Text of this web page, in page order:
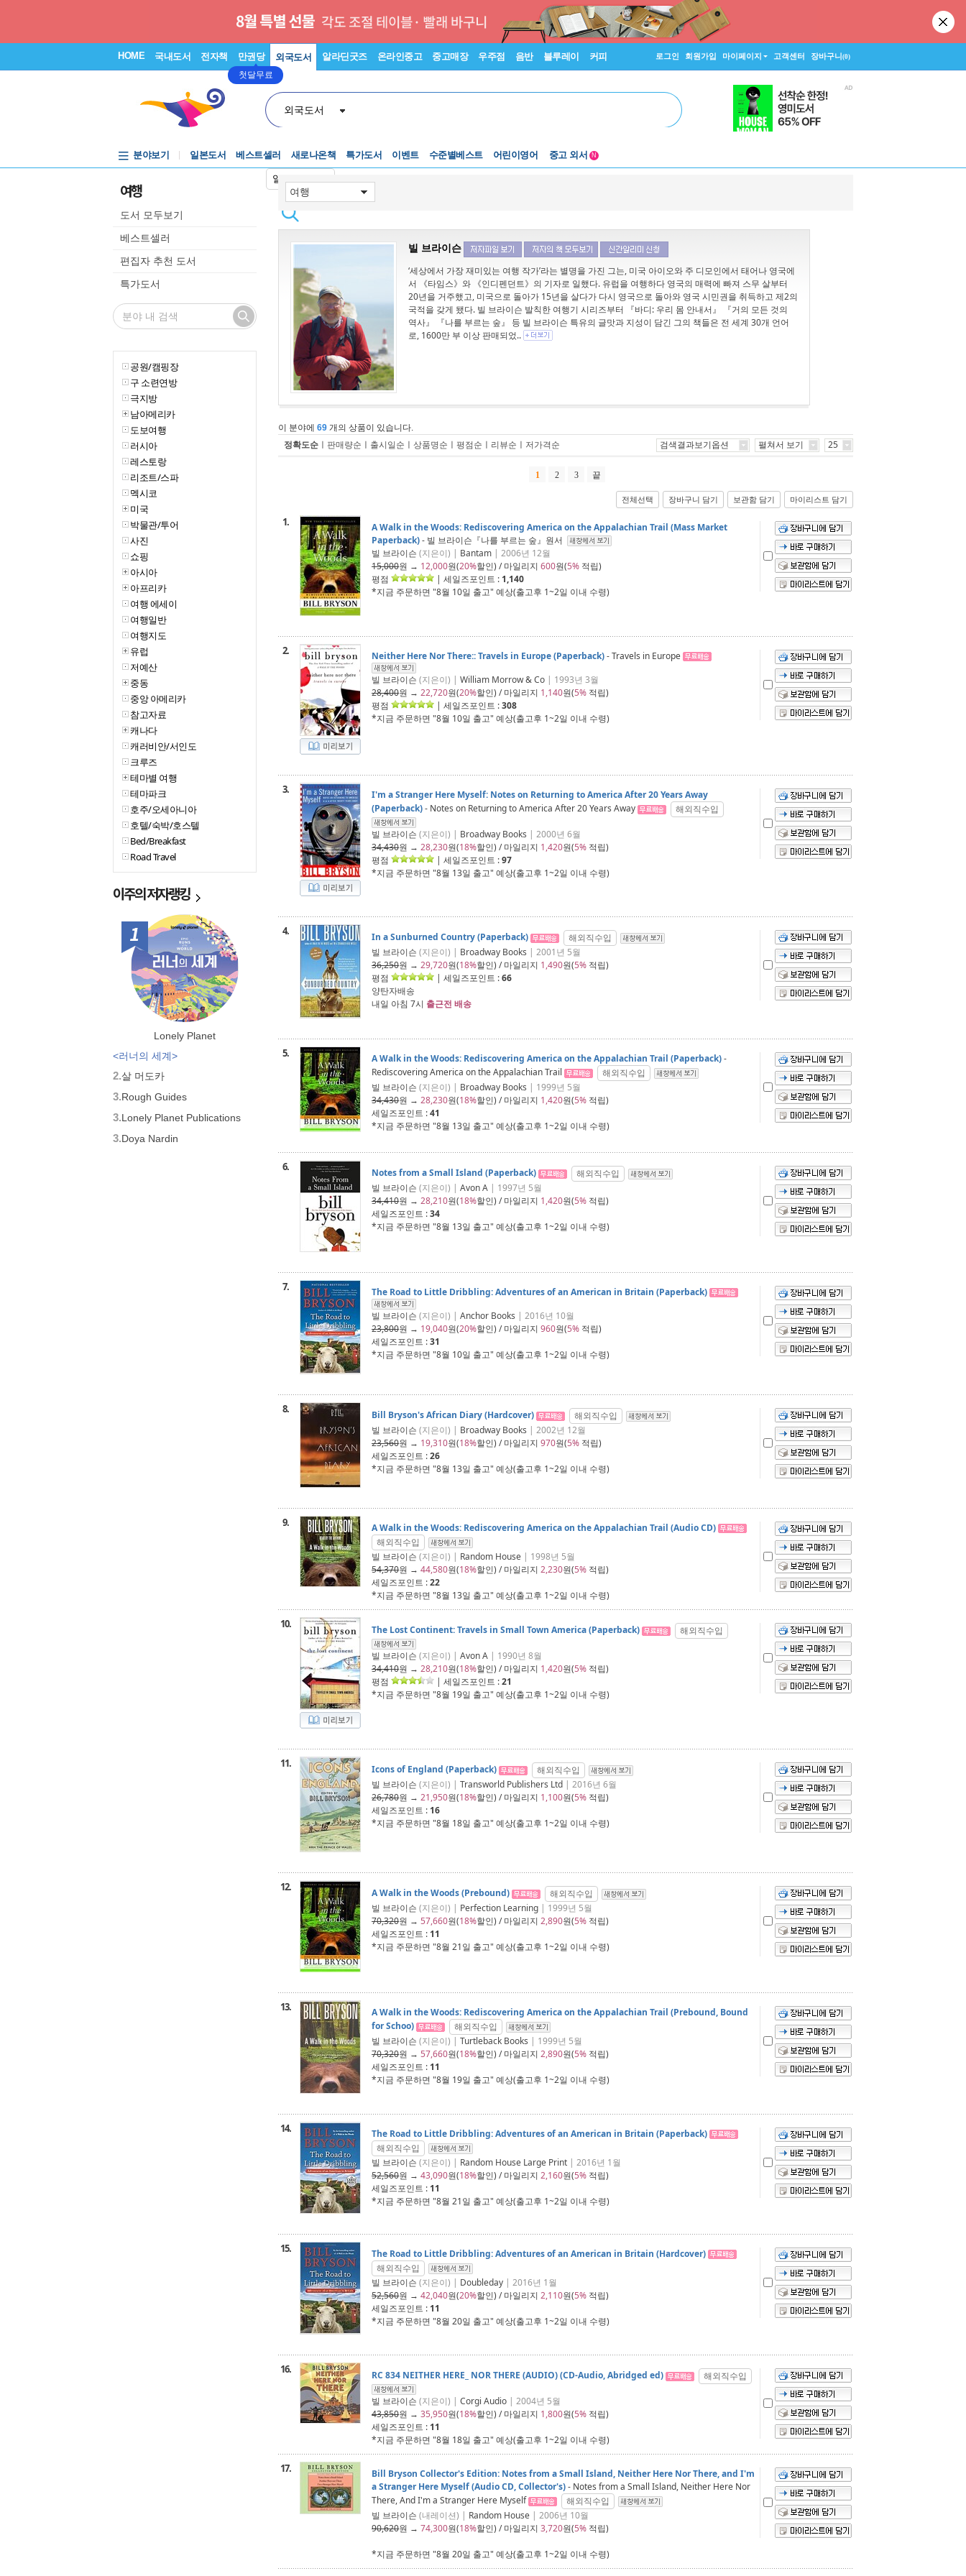
HOME 국내도서 전자책 만권당
첫달무료
외국도서 알라딘굿즈 온라인중고 중고매장 우주점 음반 블루레이 커피 로그인 회원가입 마이페이지 고객센터 장바구니(0)
외국도서
일본어입력기
분야보기 일본도서 베스트셀러 새로나온책 특가도서 이벤트
Lexile®
어린이영어
5백원부터
N
여행
도서 모두보기
베스트셀러
편집자 추천 도서
특가도서
공원/캠핑장
구 소련연방
극지방
남아메리카
도보여행
러시아
레스토랑
리조트/스파
멕시코
미국
박물관/투어
사진
쇼핑
아시아
아프리카
여행 에세이
여행일반
여행지도
유럽
저예산
중동
중앙 아메리카
참고자료
캐나다
캐러비안/서인도
크루즈
테마별 여행
테마파크
호주/오세아니아
호텔/숙박/호스텔
Bed/Breakfast
Road Travel
이주의저자랭킹
1위
Lonely Planet
<러너의 세계>
2.살 머도카
3.Rough Guides
3.Lonely Planet Publications
3.Doya Nardin
빌 브라이슨
‘세상에서 가장 재미있는 여행 작가’라는 별명을 가진 그는, 미국 아이오와 주 디모인에서 태어나 영국에
서 《타임스》와 《인디펜던트》의 기자로 일했다. 유럽을 여행하다 영국의 매력에 빠져 스무 살부터
20년을 거주했고, 미국으로 돌아가 15년을 살다가 다시 영국으로 돌아와 영국 시민권을 취득하고 제2의
국적을 갖게 됐다. 빌 브라이슨 발칙한 여행기 시리즈부터 『바디: 우리 몸 안내서』 『거의 모든 것의
역사』 『나를 부르는 숲』 등 빌 브라이슨 특유의 글맛과 지성이 담긴 그의 책들은 전 세계 30개 언어
로, 1600만 부 이상 판매되었..
이 분야에 69 개의 상품이 있습니다.
정확도순 ㅣ 판매량순 ㅣ 출시일순 ㅣ 상품명순 ㅣ 평점순 ㅣ 리뷰순 ㅣ 저가격순 검색결과보기옵션 펼쳐서 보기 25
1 2 3 끝
전체선택 장바구니 담기 보관함 담기 마이리스트 담기
1.
A Walk in the Woods: Rediscovering America on the Appalachian Trail (Mass Market
Paperback)- 빌 브라이슨『나를 부르는 숲』원서
빌 브라이슨 (지은이) | Bantam | 2006년 12월
15,000원 → 12,000원(20%할인) / 마일리지 600원(5% 적립)
평점
| 세일즈포인트 : 1,140
*지금 주문하면 "8월 10일 출고" 예상(출고후 1~2일 이내 수령)
2. Neither Here Nor There:: Travels in Europe (Paperback)- Travels in Europe
빌 브라이슨 (지은이) | William Morrow & Co | 1993년 3월
28,400원 → 22,720원(20%할인) / 마일리지 1,140원(5% 적립)
평점
| 세일즈포인트 :308
*지금 주문하면 "8월 10일 출고" 예상(출고후 1~2일 이내 수령)
3.
I'm a Stranger Here Myself: Notes on Returning to America After 20 Years Away
(Paperback)- Notes on Returning to America After 20 Years Away 해외직수입
빌 브라이슨 (지은이) | Broadway Books | 2000년 6월
34,430원 → 28,230원(18%할인) / 마일리지 1,420원(5% 적립)
평점
| 세일즈포인트 :97
*지금 주문하면 "8월 13일 출고" 예상(출고후 1~2일 이내 수령)
4. In a Sunburned Country (Paperback)
해외직수입
빌 브라이슨 (지은이) | Broadway Books | 2001년 5월
36,250원 → 29,720원(18%할인) / 마일리지 1,490원(5% 적립)
평점
| 세일즈포인트 :66
양탄자배송
내일 아침 7시 출근전 배송
5. A Walk in the Woods: Rediscovering America on the Appalachian Trail (Paperback)-
Rediscovering America on the Appalachian Trail
해외직수입
빌 브라이슨 (지은이) | Broadway Books | 1999년 5월
34,430원 → 28,230원(18%할인) / 마일리지 1,420원(5% 적립)
세일즈포인트 :41
*지금 주문하면 "8월 13일 출고" 예상(출고후 1~2일 이내 수령)
6. Notes from a Small Island (Paperback)
해외직수입
빌 브라이슨 (지은이) | Avon A | 1997년 5월
34,410원 → 28,210원(18%할인) / 마일리지 1,420원(5% 적립)
세일즈포인트 :34
*지금 주문하면 "8월 13일 출고" 예상(출고후 1~2일 이내 수령)
7.
The Road to Little Dribbling: Adventures of an American in Britain (Paperback)
빌 브라이슨 (지은이) | Anchor Books | 2016년 10월
23,800원 → 19,040원(20%할인) / 마일리지 960원(5% 적립)
세일즈포인트 :31
*지금 주문하면 "8월 10일 출고" 예상(출고후 1~2일 이내 수령)
8. Bill Bryson's African Diary (Hardcover)
해외직수입
빌 브라이슨 (지은이) | Broadway Books | 2002년 12월
23,560원 → 19,310원(18%할인) / 마일리지 970원(5% 적립)
세일즈포인트 :26
*지금 주문하면 "8월 13일 출고" 예상(출고후 1~2일 이내 수령)
9.
A Walk in the Woods: Rediscovering America on the Appalachian Trail (Audio CD)
해외직수입
빌 브라이슨 (지은이) | Random House | 1998년 5월
54,370원 → 44,580원(18%할인) / 마일리지 2,230원(5% 적립)
세일즈포인트 :22
*지금 주문하면 "8월 13일 출고" 예상(출고후 1~2일 이내 수령)
10. The Lost Continent: Travels in Small Town America (Paperback) 해외직수입
빌 브라이슨 (지은이) | Avon A | 1990년 8월
34,410원 → 28,210원(18%할인) / 마일리지 1,420원(5% 적립)
평점
| 세일즈포인트 :21
*지금 주문하면 "8월 19일 출고" 예상(출고후 1~2일 이내 수령)
11. Icons of England (Paperback)
해외직수입
빌 브라이슨 (지은이) | Transworld Publishers Ltd | 2016년 6월
26,780원 → 21,950원(18%할인) / 마일리지 1,100원(5% 적립)
세일즈포인트 : 16
*지금 주문하면 "8월 18일 출고" 예상(출고후 1~2일 이내 수령)
12. A Walk in the Woods (Prebound)
해외직수입
빌 브라이슨 (지은이) | Perfection Learning | 1999년 5월
70,320원 → 57,660원(18%할인) / 마일리지 2,890원(5% 적립)
세일즈포인트 : 11
*지금 주문하면 "8월 21일 출고" 예상(출고후 1~2일 이내 수령)
13.
A Walk in the Woods: Rediscovering America on the Appalachian Trail (Prebound, Bound
for Schoo)
해외직수입
빌 브라이슨 (지은이) | Turtleback Books | 1999년 5월
70,320원 → 57,660원(18%할인) / 마일리지 2,890원(5% 적립)
세일즈포인트 : 11
*지금 주문하면 "8월 19일 출고" 예상(출고후 1~2일 이내 수령)
14.
The Road to Little Dribbling: Adventures of an American in Britain (Paperback)
해외직수입
빌 브라이슨 (지은이) | Random House Large Print | 2016년 1월
52,560원 → 43,090원(18%할인) / 마일리지 2,160원(5% 적립)
세일즈포인트 : 11
*지금 주문하면 "8월 21일 출고" 예상(출고후 1~2일 이내 수령)
15.
The Road to Little Dribbling: Adventures of an American in Britain (Hardcover)
해외직수입
빌 브라이슨 (지은이) | Doubleday | 2016년 1월
52,560원 → 42,040원(20%할인) / 마일리지 2,110원(5% 적립)
세일즈포인트 : 11
*지금 주문하면 "8월 20일 출고" 예상(출고후 1~2일 이내 수령)
16. RC 834 NEITHER HERE_ NOR THERE (AUDIO) (CD-Audio, Abridged ed) 해외직수입
빌 브라이슨 (지은이) | Corgi Audio | 2004년 5월
43,850원 → 35,950원(18%할인) / 마일리지 1,800원(5% 적립)
세일즈포인트 : 11
*지금 주문하면 "8월 18일 출고" 예상(출고후 1~2일 이내 수령)
17.
Bill Bryson Collector's Edition: Notes from a Small Island, Neither Here Nor There, and I'm
a Stranger Here Myself (Audio CD, Collector's)- Notes from a Small Island, Neither Here Nor
There, And I'm a Stranger Here Myself
해외직수입
빌 브라이슨 (내레이션) | Random House | 2006년 10월
90,620원 → 74,300원(18%할인) / 마일리지 3,720원(5% 적립)
*지금 주문하면 "8월 20일 출고" 예상(출고후 1~2일 이내 수령)